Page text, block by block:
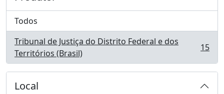
Todos
Tribunal de Justiça do Distrito Federal e dos
Territórios (Brasil)
, 15 resultados 15
Local